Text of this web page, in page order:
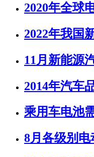
2020年全球
2022年我国
11月新能源
2014年汽车
乘用车电池
8月各级别